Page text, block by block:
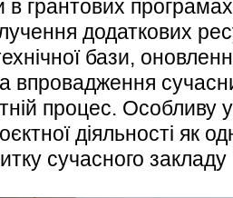
в грантових програмах,
додаткових
бази,
впровадження
процес. Особливу
діяльності як
сучасного